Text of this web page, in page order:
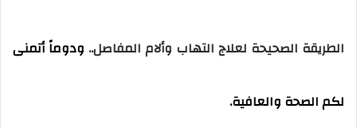
الطريقة الصحيحة لعلاج التهاب وألام المفاصل.. ودوماً أتمنى
لكم الصحة والعافية.